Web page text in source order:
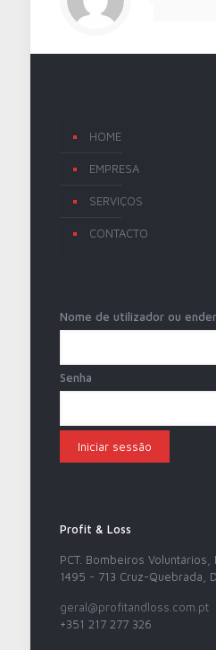
HOME
EMPRESA
SERVIÇOS
CONTACTO
Nome de utilizador ou
Senha
Profit & Loss
PCT. Bombeiros Voluntários,
1495 - 713 Cruz-Quebrada,
geral@profitandloss.com.pt
+351 217 277 326